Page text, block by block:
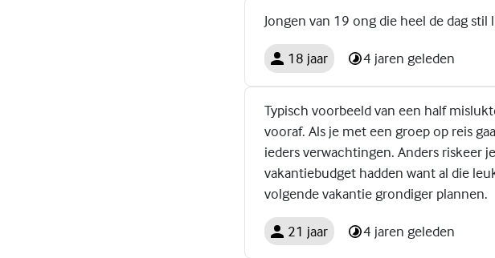
Jongen van 19 ong die heel de dag
18 jaar 4 jaren geleden
Typisch voorbeeld van een half
vooraf. Als je met een groep op reis
ieders verwachtingen. Anders riskeer
vakantiebudget hadden want al die
volgende vakantie grondiger plannen.
21 jaar 4 jaren geleden